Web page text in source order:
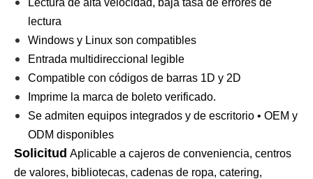
Lectura de alta velocidad, baja tasa de errores de
lectura
Windows y Linux son compatibles
Entrada multidireccional legible
Compatible con códigos de barras 1D y 2D
Imprime la marca de boleto verificado.
Se admiten equipos integrados y de escritorio • OEM y
ODM disponibles
Solicitud Aplicable a cajeros de conveniencia, centros
de valores, bibliotecas, cadenas de ropa, catering,